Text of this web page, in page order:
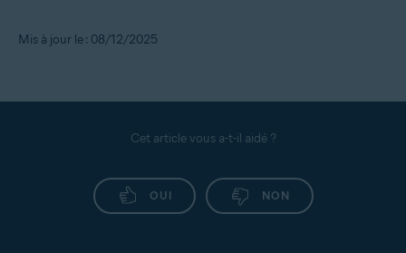
Mis à jour le : 08/12/2025
Cet article vous a-t-il aidé ?
OUI NON